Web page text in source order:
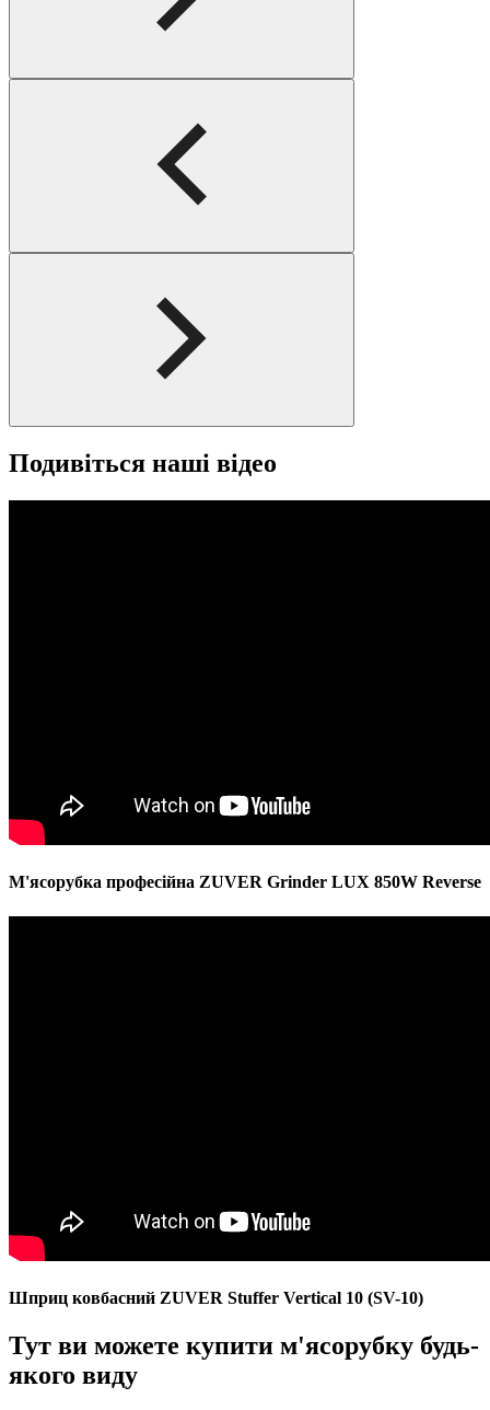
Подивіться наші відео
М'ясорубка професійна ZUVER Grinder LUX 850W Reverse
Шприц ковбасний ZUVER Stuffer Vertical 10 (SV-10)
Тут ви можете купити м'ясорубку будь-
якого виду